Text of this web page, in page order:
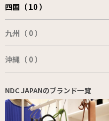
四国（ 10 ）
九州（ 0 ）
沖縄（ 0 ）
NDC JAPANのブランド一覧